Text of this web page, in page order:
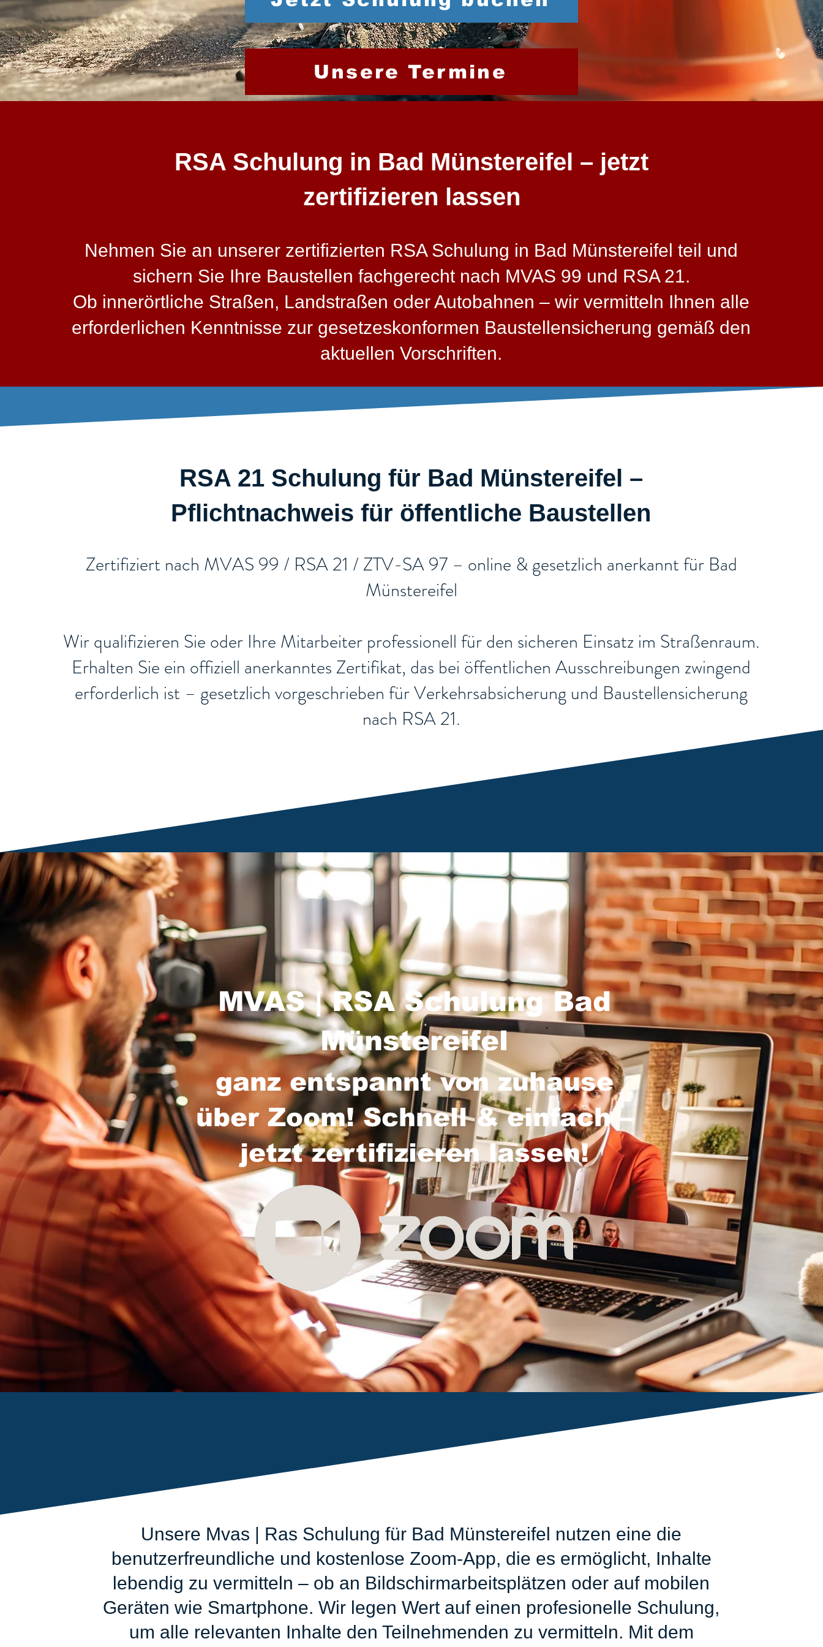
Unsere Termine
RSA Schulung in Bad Münstereifel – jetzt
zertifizieren lassen
Nehmen Sie an unserer zertifizierten RSA Schulung in Bad Münstereifel teil und
sichern Sie Ihre Baustellen fachgerecht nach MVAS 99 und RSA 21.
Ob innerörtliche Straßen, Landstraßen oder Autobahnen – wir vermitteln Ihnen alle
erforderlichen Kenntnisse zur gesetzeskonformen Baustellensicherung gemäß den
aktuellen Vorschriften.
RSA 21 Schulung für Bad Münstereifel –
Pflichtnachweis für öffentliche Baustellen​
​Zertifiziert nach MVAS 99 / RSA 21 / ZTV-SA 97 – online & gesetzlich anerkannt für Bad
Münstereifel
Wir qualifizieren Sie oder Ihre Mitarbeiter professionell für den sicheren Einsatz im Straßenraum.
Erhalten Sie ein offiziell anerkanntes Zertifikat, das bei öffentlichen Ausschreibungen zwingend
erforderlich ist – gesetzlich vorgeschrieben für Verkehrsabsicherung und Baustellensicherung
nach RSA 21.
MVAS | RSA Schulung Bad
Münstereifel
ganz entspannt von zuhause
über Zoom! Schnell & einfach –
jetzt zertifizieren lassen!
Unsere Mvas | Ras Schulung für Bad Münstereifel nutzen eine die
benutzerfreundliche und kostenlose Zoom-App, die es ermöglicht, Inhalte
lebendig zu vermitteln – ob an Bildschirmarbeitsplätzen oder auf mobilen
Geräten wie Smartphone. Wir legen Wert auf einen profesionelle Schulung,
um alle relevanten Inhalte den Teilnehmenden zu vermitteln. Mit dem